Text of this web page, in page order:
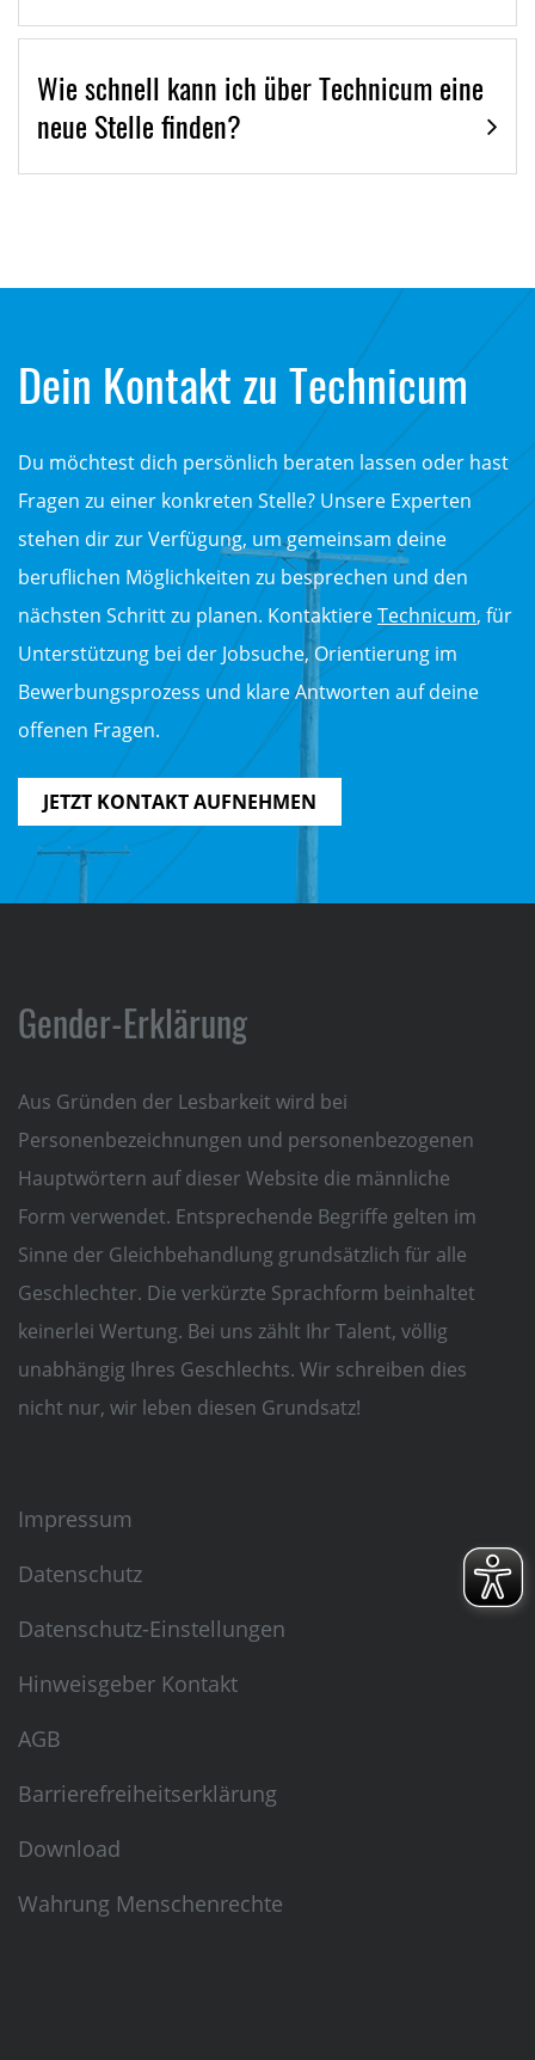
Wie schnell kann ich über Technicum eine
neue Stelle finden?
Dein Kontakt zu Technicum
Du möchtest dich persönlich beraten lassen oder hast
Fragen zu einer konkreten Stelle? Unsere Experten
stehen dir zur Verfügung, um gemeinsam deine
beruflichen Möglichkeiten zu besprechen und den
nächsten Schritt zu planen. KontaktiereTechnicum, für
Unterstützung bei der Jobsuche, Orientierung im
Bewerbungsprozess und klare Antworten auf deine
offenen Fragen.
JETZT KONTAKT AUFNEHMEN
Gender-Erklärung
Aus Gründen der Lesbarkeit wird bei
Personenbezeichnungen und personenbezogenen
Hauptwörtern auf dieser Website die männliche
Form verwendet. Entsprechende Begriffe gelten im
Sinne der Gleichbehandlung grundsätzlich für alle
Geschlechter. Die verkürzte Sprachform beinhaltet
keinerlei Wertung. Bei uns zählt Ihr Talent, völlig
unabhängig Ihres Geschlechts. Wir schreiben dies
nicht nur, wir leben diesen Grundsatz!
Impressum
Datenschutz
Datenschutz-Einstellungen
Hinweisgeber Kontakt
AGB
Barrierefreiheitserklärung
Download
Wahrung Menschenrechte